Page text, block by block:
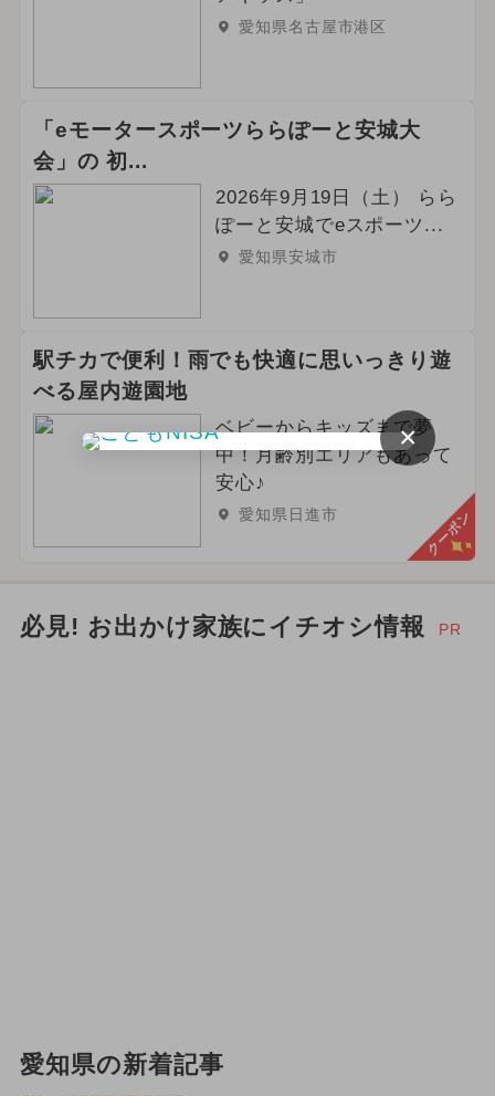
愛知県名古屋市港区
「eモータースポーツららぽーと安城大
会」の 初...
2026年9月19日（土） らら
ぽーと安城でeスポーツ...
愛知県安城市
駅チカで便利！雨でも快適に思いっきり遊
べる屋内遊園地
ベビーからキッズまで夢
中！月齢別エリアもあって
安心♪
愛知県日進市 クーポン
必見! お出かけ家族にイチオシ情報 PR
愛知県の新着記事
×